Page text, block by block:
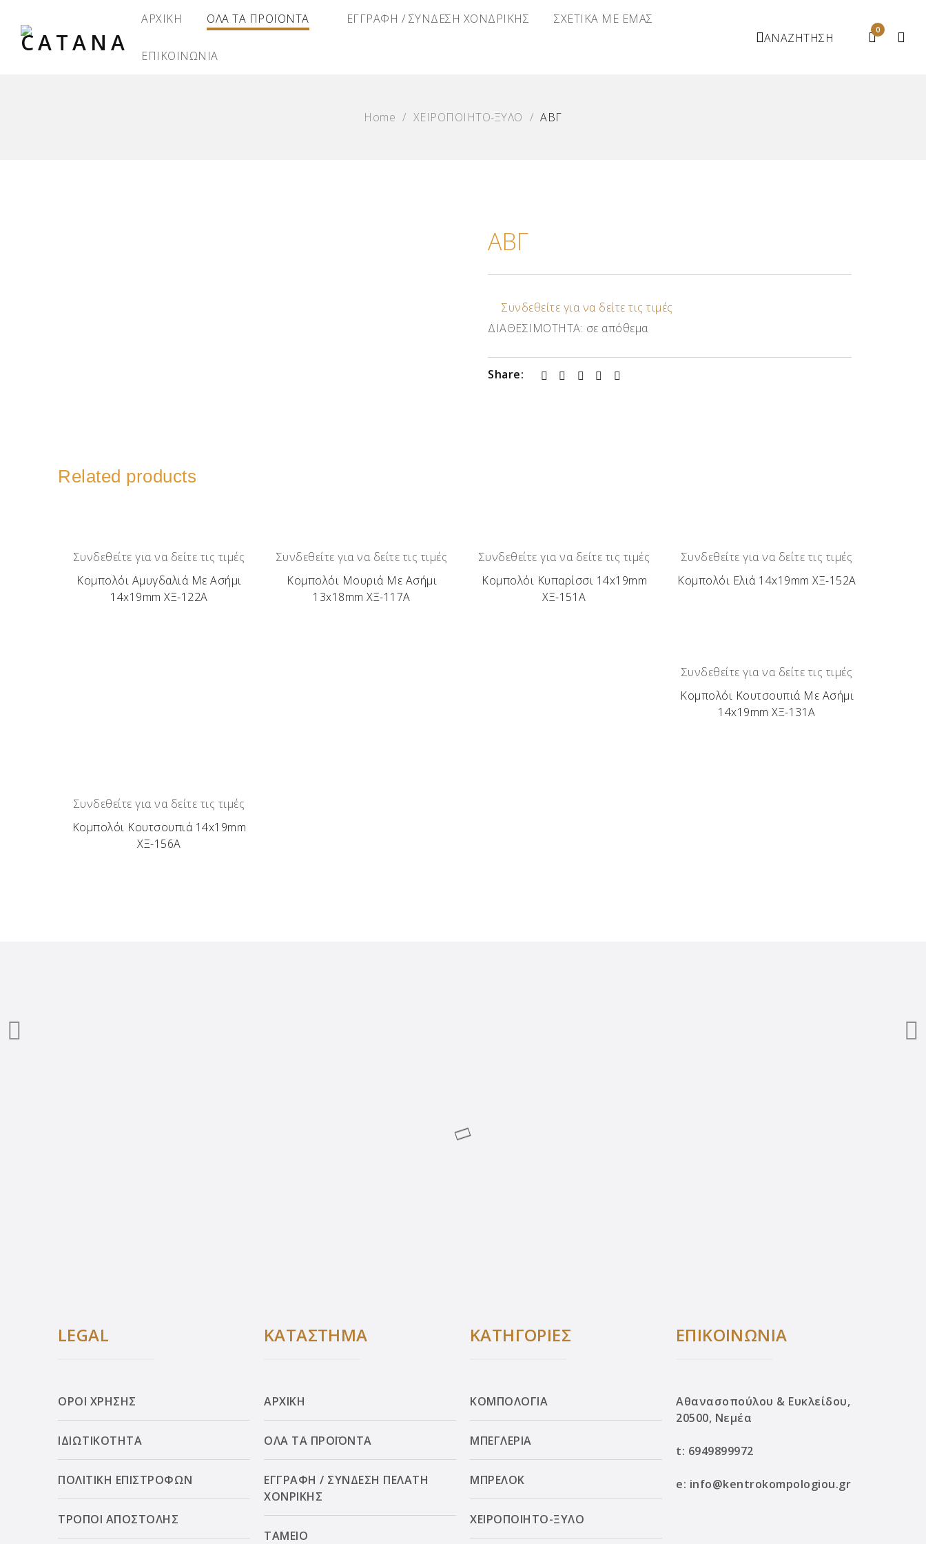
ΑΡΧΙΚΗ ΟΛΑ ΤΑ ΠΡΟΪΟΝΤΑ ΕΓΓΡΑΦΗ / ΣΥΝΔΕΣΗ ΧΟΝΔΡΙΚΗΣ ΣΧΕΤΙΚΑ ΜΕ ΕΜΑΣ
ΕΠΙΚΟΙΝΩΝΙΑ
0
ΑΝΑΖΗΤΗΣΗ
Home / ΧΕΙΡΟΠΟΙΗΤΟ-ΞΥΛΟ / ΑΒΓ
ΑΒΓ
Συνδεθείτε για να δείτε τις τιμές
ΔΙΑΘΕΣΙΜΟΤΗΤΑ: σε απόθεμα
Share:
Related products
Συνδεθείτε για να δείτε τις τιμές
Κομπολόι Αμυγδαλιά Με Ασήμι
14x19mm ΧΞ-122Α
Συνδεθείτε για να δείτε τις τιμές
Κομπολόι Μουριά Με Ασήμι
13x18mm ΧΞ-117Α
Συνδεθείτε για να δείτε τις τιμές
Κομπολόι Κυπαρίσσι 14x19mm
ΧΞ-151Α
Συνδεθείτε για να δείτε τις τιμές
Κομπολόι Ελιά 14x19mm ΧΞ-152Α
Συνδεθείτε για να δείτε τις τιμές
Κομπολόι Κουτσουπιά Με Ασήμι
14x19mm ΧΞ-131Α
Συνδεθείτε για να δείτε τις τιμές
Κομπολόι Κουτσουπιά 14x19mm
ΧΞ-156Α
LEGAL
ΟΡΟΙ ΧΡΗΣΗΣ
ΙΔΙΩΤΙΚΟΤΗΤΑ
ΠΟΛΙΤΙΚΗ ΕΠΙΣΤΡΟΦΩΝ
ΤΡΟΠΟΙ ΑΠΟΣΤΟΛΗΣ
ΚΑΤΑΣΤΗΜΑ
ΑΡΧΙΚΗ
ΟΛΑ ΤΑ ΠΡΟΪΟΝΤΑ
ΕΓΓΡΑΦΗ / ΣΥΝΔΕΣΗ ΠΕΛΑΤΗ
ΧΟΝΡΙΚΗΣ
ΤΑΜΕΙΟ
ΚΑΤΗΓΟΡΙΕΣ
ΚΟΜΠΟΛΟΓΙΑ
ΜΠΕΓΛΕΡΙΑ
ΜΠΡΕΛΟΚ
ΧΕΙΡΟΠΟΙΗΤΟ-ΞΥΛΟ
ΕΠΙΚΟΙΝΩΝΙΑ
Αθανασοπούλου & Ευκλείδου,
20500, Νεμέα
t: 6949899972
e: info@kentrokompologiou.gr